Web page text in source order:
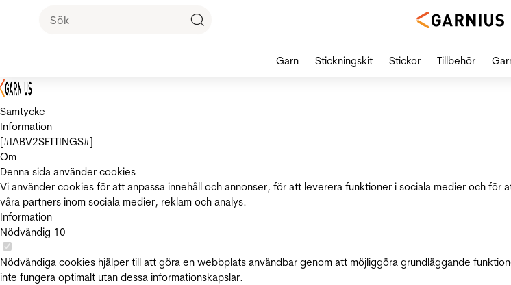
Samtycke
Information
[#IABV2SETTINGS#]
Om
Denna sida använder cookies
Vi använder cookies för att anpassa innehåll och annonser, för att leverera funktioner i sociala medier och
våra partners inom sociala medier, reklam och analys.
Information
Nödvändig 10
Nödvändiga cookies hjälper till att göra en webbplats användbar genom att möjliggöra grundläggande
inte fungera optimalt utan dessa informationskapslar.
Garn Stickningskit Stickor Tillbehör